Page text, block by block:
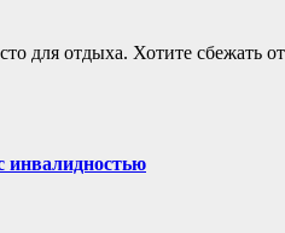
для отдыха. Хотите сбежать
инвалидностью